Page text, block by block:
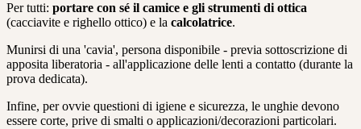
Per tutti: portare con sé il camice e gli strumenti di ottica
(cacciavite e righello ottico) e la calcolatrice.
Munirsi di una 'cavia', persona disponibile - previa sottoscrizione di
apposita liberatoria - all'applicazione delle lenti a contatto (durante la
prova dedicata).
Infine, per ovvie questioni di igiene e sicurezza, le unghie devono
essere corte, prive di smalti o applicazioni/decorazioni particolari.